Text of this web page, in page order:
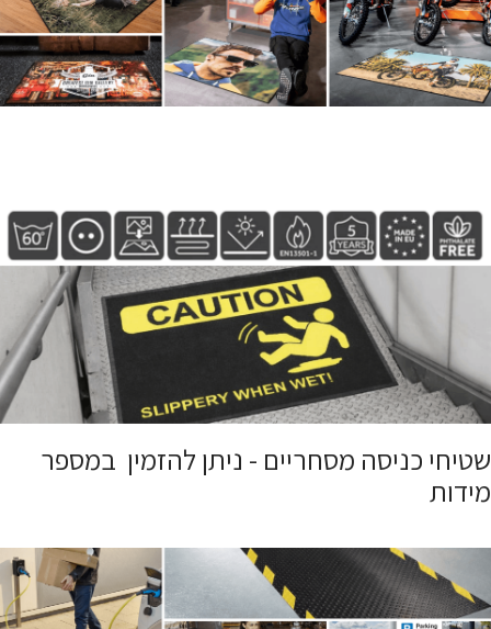
שטיחי כניסה מסחריים - ניתן להזמין במספר
מידות